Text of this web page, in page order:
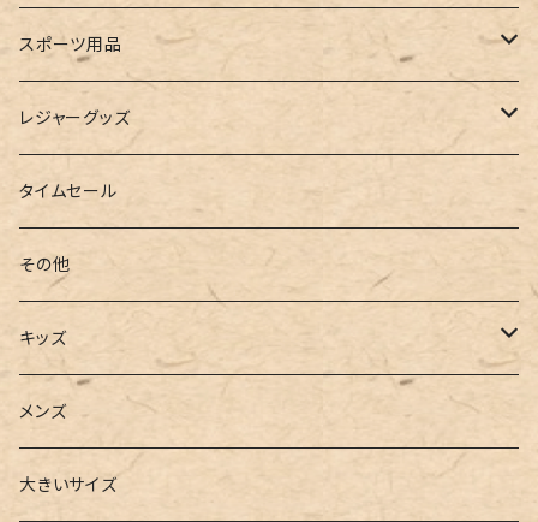
ルームシューズ
インソール
ローファー
ハンドバッグ
ボストンバッグ
バンドゥ
タンキニ
キャミキニ
フィットネス
2点セット
3点セット
4点セット
ストール・マフラー
手袋
ポーチ
パスケース
ウォレット
カードケース
キーケース
レインコート
スポーツ用品
トレーニング・スポーツウェア
トレーニンググッズ
ヨガウェア
ヨガソックス
ヨガグッズ
ヨガマット
レジャーグッズ
ビーチグッズ
タイムセール
その他
キッズ
Girls
水着
Boys
メンズ
大きいサイズ